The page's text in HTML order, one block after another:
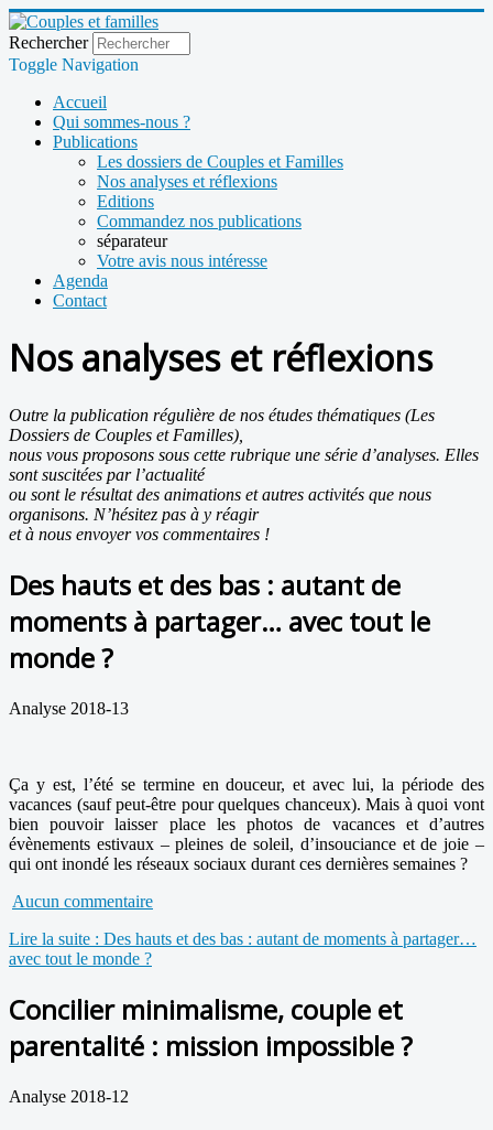
Rechercher
Toggle Navigation
Accueil
Qui sommes-nous ?
Publications
Les dossiers de Couples et Familles
Nos analyses et réflexions
Editions
Commandez nos publications
séparateur
Votre avis nous intéresse
Agenda
Contact
Nos analyses et réflexions
Outre la publication régulière de nos études thématiques (Les
Dossiers de Couples et Familles),
nous vous proposons sous cette rubrique une série d’analyses. Elles
sont suscitées par l’actualité
ou sont le résultat des animations et autres activités que nous
organisons. N’hésitez pas à y réagir
et à nous envoyer vos commentaires !
Des hauts et des bas : autant de
moments à partager… avec tout le
monde ?
Analyse 2018-13
Ça y est, l’été se termine en douceur, et avec lui, la période des
vacances (sauf peut-être pour quelques chanceux). Mais à quoi vont
bien pouvoir laisser place les photos de vacances et d’autres
évènements estivaux – pleines de soleil, d’insouciance et de joie –
qui ont inondé les réseaux sociaux durant ces dernières semaines ?
Aucun commentaire
Lire la suite : Des hauts et des bas : autant de moments à partager…
avec tout le monde ?
Concilier minimalisme, couple et
parentalité : mission impossible ?
Analyse 2018-12